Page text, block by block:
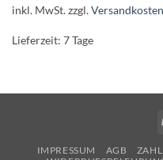
inkl. MwSt.zzgl.Versandkosten
Lieferzeit: 7 Tage
IMPRESSUM AGB